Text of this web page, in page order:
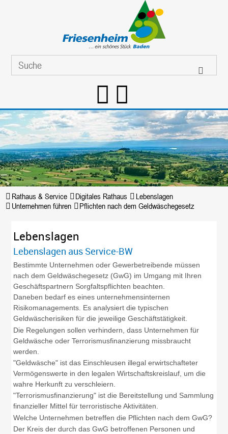
Rathaus & Service Digitales Rathaus
Lebenslagen
Unternehmen führen
Pflichten nach dem Geldwäschegesetz
Lebenslagen
Lebenslagen aus Service-BW
Bestimmte Unternehmen oder Gewerbetreibende müssen
nach dem Geldwäschegesetz (GwG) im Umgang mit Ihren
Geschäftspartnern Sorgfaltspflichten beachten.
Daneben bedarf es eines unternehmensinternen
Risikomanagements. Es analysiert die typischen
Geldwäscherisiken für die jeweilige Geschäftstätigkeit.
Die Regelungen sollen verhindern, dass Unternehmen für
Geldwäsche oder Terrorismusfinanzierung missbraucht
werden.
"Geldwäsche" ist das Einschleusen illegal erwirtschafteter
Vermögenswerte in den legalen Wirtschaftskreislauf, um die
wahre Herkunft zu verschleiern.
"Terrorismusfinanzierung" ist die Bereitstellung und Sammlung
finanzieller Mittel für terroristische Aktivitäten.
Welche Unternehmen betreffen die Pflichten nach dem GwG?
Der Kreis der durch das GwG betroffenen Personen und